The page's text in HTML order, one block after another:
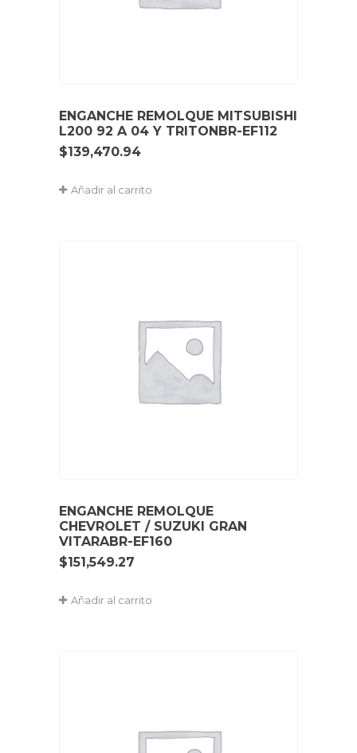
ENGANCHE REMOLQUE MITSUBISHI
L200 92 A 04 Y TRITONBR-EF112
$139,470.94
Añadir al carrito
ENGANCHE REMOLQUE
CHEVROLET / SUZUKI GRAN
VITARABR-EF160
$151,549.27
Añadir al carrito